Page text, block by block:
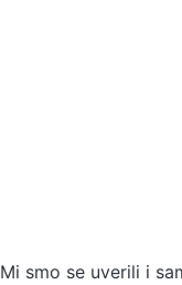
Mi smo se uverili i